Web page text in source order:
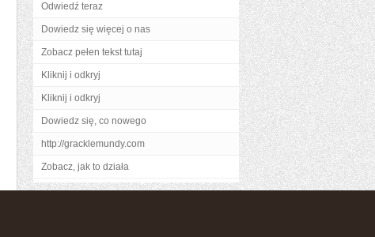
Odwiedź teraz
Dowiedz się więcej o nas
Zobacz pełen tekst tutaj
Kliknij i odkryj
Kliknij i odkryj
Dowiedz się, co nowego
http://gracklemundy.com
Zobacz, jak to działa